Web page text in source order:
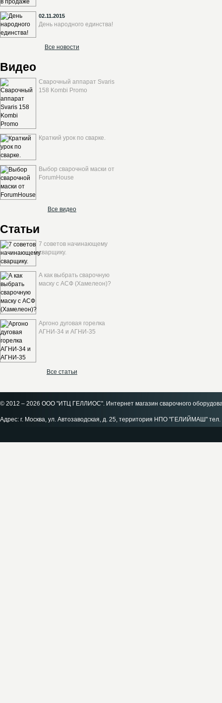
02.11.2015
День народного единства!
Все новости
Видео
Сварочный аппарат Svaris
158 Kombi Promo
Краткий урок по сварке.
Выбор сварочной маски от
ForumHouse
Все видео
Статьи
7 советов начинающему
сварщику.
А как выбрать сварочную
маску с АСФ (Хамелеон)?
Аргоно дуговая горелка
АГНИ-34 и АГНИ-35
Все статьи
© 2012 – 2026 ООО "ИТЦ ГЕЛЛИОС". Интернет магазин сварочного
Адрес: г. Москва, ул. Автозаводская, д. 25, территория НПО "ГЕЛИЙМАШ"